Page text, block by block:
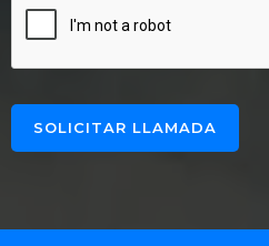
SOLICITAR LLAMADA